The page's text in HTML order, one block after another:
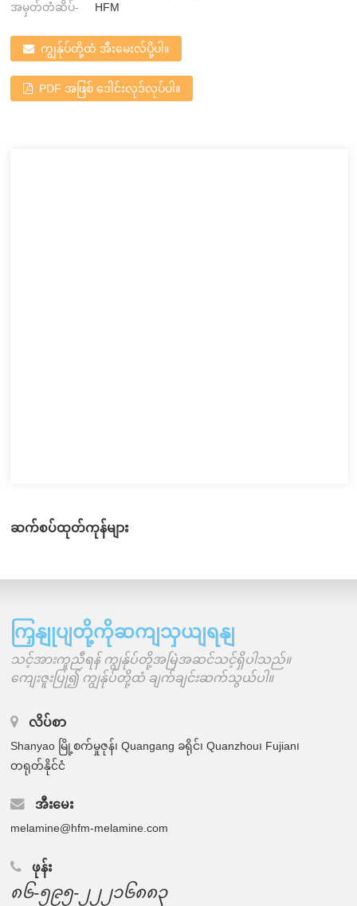
အမှတ်တံဆိပ်-
HFM
ကျွန်ုပ်တို့ထံ အီးမေးလ်ပို့ပါ။
PDF အဖြစ် ဒေါင်းလုဒ်လုပ်ပါ။
ဆက်စပ်ထုတ်ကုန်များ
ကြှနျုပျတို့ကိုဆကျသှယျရနျ
သင့်အားကူညီရန် ကျွန်ုပ်တို့အမြဲအဆင်သင့်ရှိပါသည်။
ကျေးဇူးပြု၍ ကျွန်ုပ်တို့ထံ ချက်ချင်းဆက်သွယ်ပါ။
လိပ်စာ
Shanyao မြို့စက်မှုဇုန်၊ Quangang ခရိုင်၊ Quanzhou၊ Fujian၊
တရုတ်နိုင်ငံ
အီးမေး
melamine@hfm-melamine.com
ဖုန်း
၈၆-၅၉၅-၂၂၂၁၆၈၈၃